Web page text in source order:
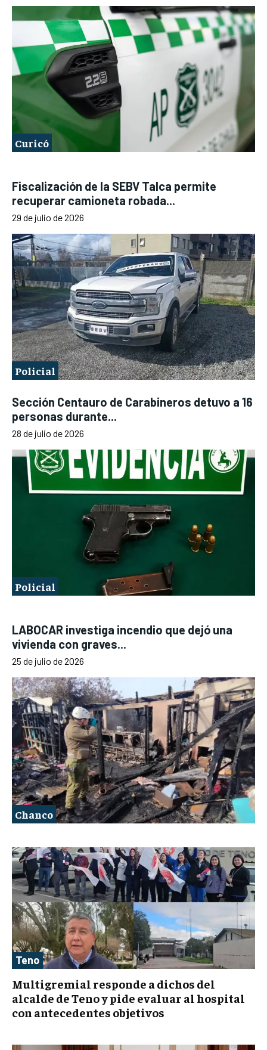
Curicó
Fiscalización de la SEBV Talca permite
recuperar camioneta robada...
29 de julio de 2026
Policial
Sección Centauro de Carabineros detuvo a 16
personas durante...
28 de julio de 2026
Policial
LABOCAR investiga incendio que dejó una
vivienda con graves...
25 de julio de 2026
Chanco
Teno
Multigremial responde a dichos del
alcalde de Teno y pide evaluar al hospital
con antecedentes objetivos